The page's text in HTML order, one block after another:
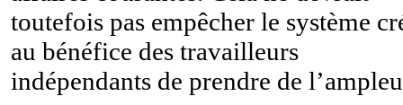
toutefois pas empêcher le système
au bénéfice des travailleurs
indépendants de prendre de